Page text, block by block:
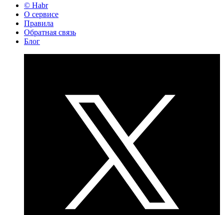
© Habr
О сервисе
Правила
Обратная связь
Блог